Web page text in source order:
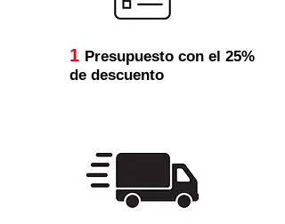
1 Presupuesto con el 25%
de descuento